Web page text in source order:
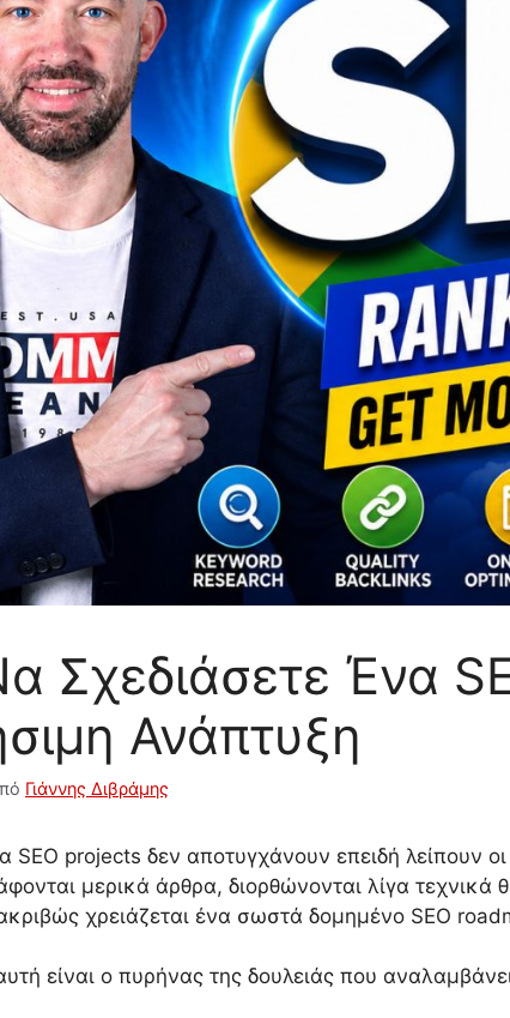
Σχεδιάσετε Ένα
Ανάπτυξη
Γιάννης Διβράμης
SEO projects δεν αποτυγχάνουν επειδή λείπουν
μερικά άρθρα, διορθώνονται λίγα
χρειάζεται ένα σωστά δομημένο SEO
είναι ο πυρήνας της δουλειάς που